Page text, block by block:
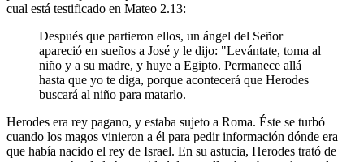
cual está testificado en Mateo 2.13:
Después que partieron ellos, un ángel del Señor
apareció en sueños a José y le dijo: "Levántate, toma al
niño y a su madre, y huye a Egipto. Permanece allá
hasta que yo te diga, porque acontecerá que Herodes
buscará al niño para matarlo.
Herodes era rey pagano, y estaba sujeto a Roma. Éste se turbó
cuando los magos vinieron a él para pedir información dónde era
que había nacido el rey de Israel. En su astucia, Herodes trató de